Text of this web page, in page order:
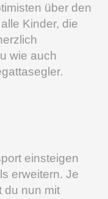
über den
Kinder, die
wie auch
einsteigen
erweitern. Je
du nun mit